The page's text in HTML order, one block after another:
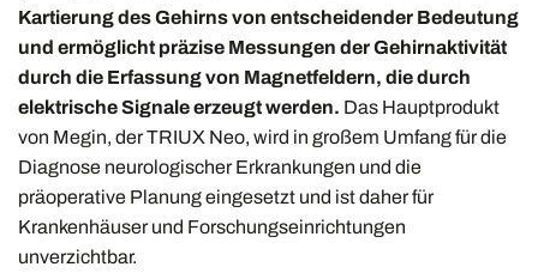
Kartierung des Gehirns von entscheidender Bedeutung
und ermöglicht präzise Messungen der Gehirnaktivität
durch die Erfassung von Magnetfeldern, die durch
elektrische Signale erzeugt werden. Das Hauptprodukt
von Megin, der TRIUX Neo, wird in großem Umfang für die
Diagnose neurologischer Erkrankungen und die
präoperative Planung eingesetzt und ist daher für
Krankenhäuser und Forschungseinrichtungen
unverzichtbar.